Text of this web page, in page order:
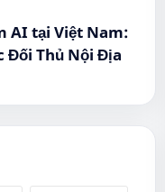
AI tại Việt Nam:
Đối Thủ Nội Địa